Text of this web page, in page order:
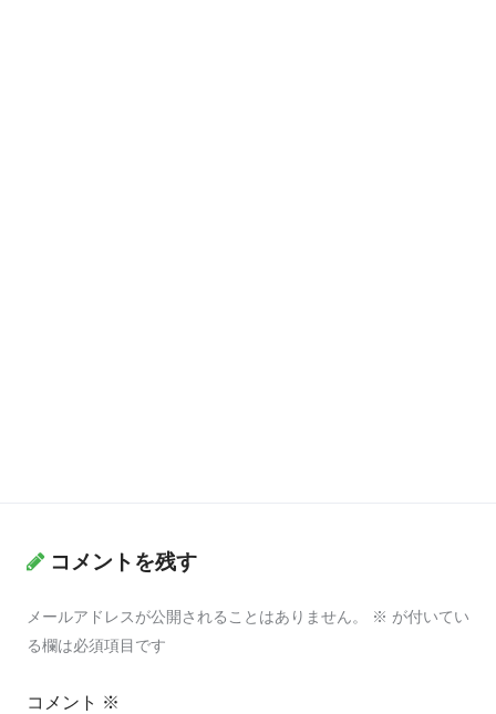
コメントを残す
メールアドレスが公開されることはありません。 ※ が付いてい
る欄は必須項目です
コメント ※